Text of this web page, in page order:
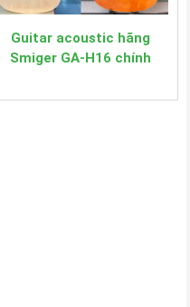
Guitar acoustic hãng
Smiger GA-H16 chính